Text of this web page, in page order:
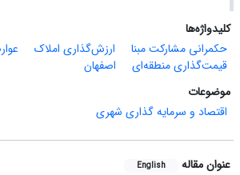
کلیدواژه‌ها
حکمرانی مشارکت مبنا
ارزش‌گذاری املاک
قیمت‌گذاری منطقه‌ای
اصفهان
موضوعات
اقتصاد و سرمایه گذاری شهری
عنوان مقاله English